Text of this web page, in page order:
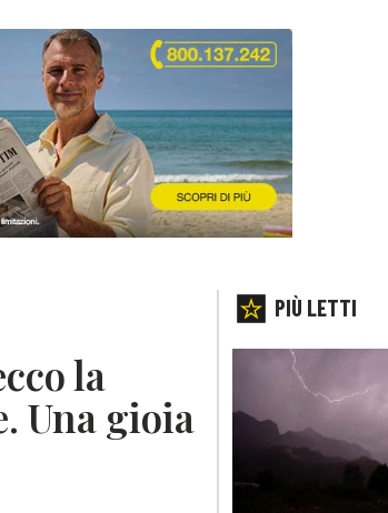
la
Una gioia
PIÙ LETTI